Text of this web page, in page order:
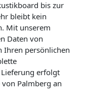
bis zur
bleibt kein
Mit unserem
Daten von
Ihren persönlichen
erfolgt
Palmberg an